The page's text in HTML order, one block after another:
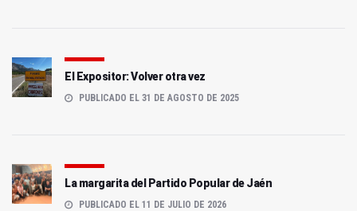
El Expositor: Volver otra vez
PUBLICADO EL 31 DE AGOSTO DE 2025
La margarita del Partido Popular de Jaén
PUBLICADO EL 11 DE JULIO DE 2026